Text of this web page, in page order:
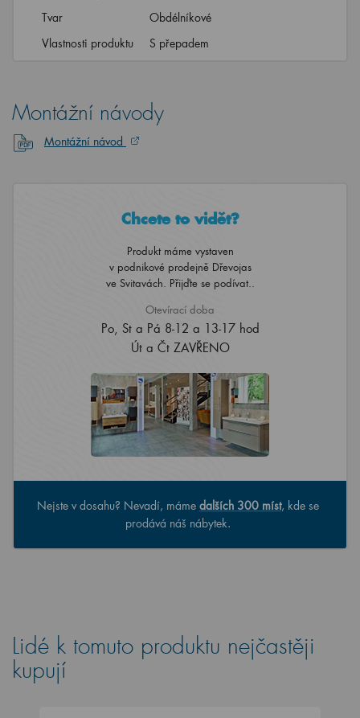
Tvar
Obdélníkové
Vlastnosti produktu
S přepadem
Montážní návody
Montážní návod
Chcete to vidět?
Produkt máme vystaven
v podnikové prodejně Dřevojas
ve Svitavách. Přijďte se podívat..
Otevírací doba
Po, St a Pá 8-12 a 13-17 hod
Út a Čt ZAVŘENO
Nejste v dosahu? Nevadí, máme dalších 300 míst, kde se
prodává náš nábytek.
Lidé k tomuto produktu nejčastěji
kupují